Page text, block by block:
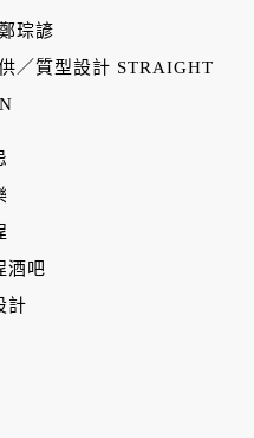
琮諺
／質型設計 STRAIGHT
酒吧
計